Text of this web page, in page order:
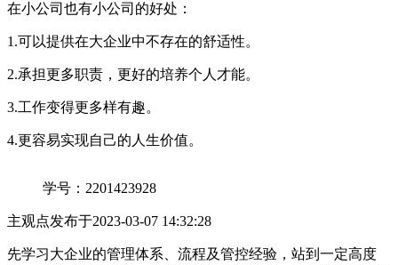
在小公司也有小公司的好处：
1.可以提供在大企业中不存在的舒适性。
2.承担更多职责，更好的培养个人才能。
3.工作变得更多样有趣。
4.更容易实现自己的人生价值。
学号：2201423928
主观点发布于2023-03-07 14:32:28
先学习大企业的管理体系、流程及管控经验，站到一定高度